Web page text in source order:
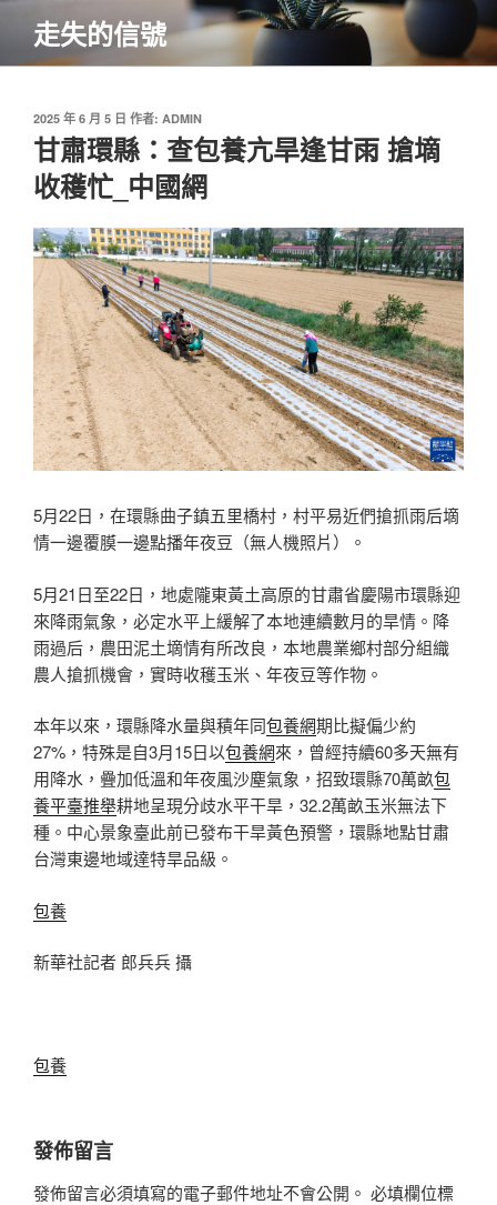
主
走失的信號
發
佈
於
2025 年 6 月 5 日 作者: ADMIN
甘肅環縣：查包養亢旱逢甘雨 搶墑
收穫忙_中國網
5月22日，在環縣曲子鎮五里橋村，村平易近們搶抓雨后墑
情一邊覆膜一邊點播年夜豆（無人機照片）。
5月21日至22日，地處隴東黃土高原的甘肅省慶陽市環縣迎
來降雨氣象，必定水平上緩解了本地連續數月的旱情。降
雨過后，農田泥土墑情有所改良，本地農業鄉村部分組織
農人搶抓機會，實時收穫玉米、年夜豆等作物。
本年以來，環縣降水量與積年同包養網期比擬偏少約
27%，特殊是自3月15日以包養網來，曾經持續60多天無有
用降水，疊加低溫和年夜風沙塵氣象，招致環縣70萬畝包
養平臺推舉耕地呈現分歧水平干旱，32.2萬畝玉米無法下
種。中心景象臺此前已發布干旱黃色預警，環縣地點甘肅
台灣東邊地域達特旱品級。
包養
新華社記者 郎兵兵 攝
包養
發佈留言
發佈留言必須填寫的電子郵件地址不會公開。 必填欄位標